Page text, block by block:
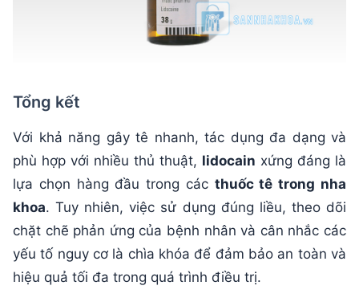
Tổng kết
Với khả năng gây tê nhanh, tác dụng đa dạng và
phù hợp với nhiều thủ thuật, lidocain xứng đáng là
lựa chọn hàng đầu trong các thuốc tê trong nha
khoa. Tuy nhiên, việc sử dụng đúng liều, theo dõi
chặt chẽ phản ứng của bệnh nhân và cân nhắc các
yếu tố nguy cơ là chìa khóa để đảm bảo an toàn và
hiệu quả tối đa trong quá trình điều trị.